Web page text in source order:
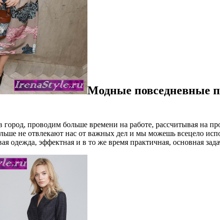
Модные повседневные
проводим больше времени на работе, рассчитывая на
не отвлекают нас от важных дел и мы можешь всецело
одежда, эффектная и в то же время практичная, основная